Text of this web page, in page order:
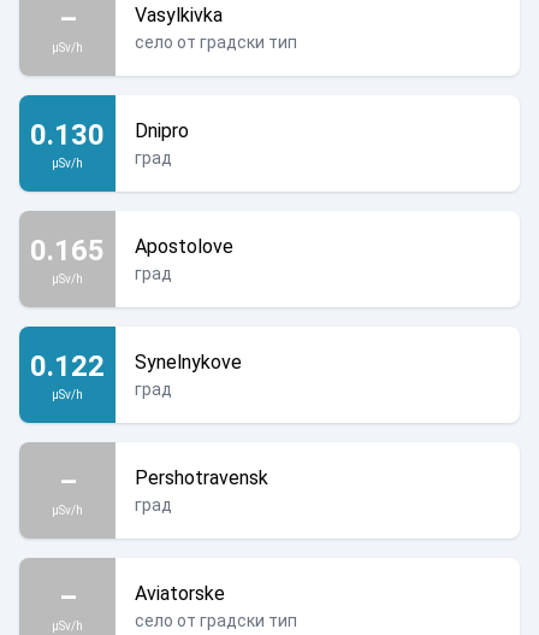
–
µSv/h
Vasylkivka
село от градски тип
0.130
µSv/h
Dnipro
град
0.165
µSv/h
Apostolove
град
0.122
µSv/h
Synelnykove
град
–
µSv/h
Pershotravensk
град
–
µSv/h
Aviatorske
село от градски тип